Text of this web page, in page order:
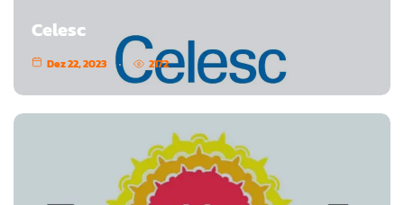
Celesc
Dez 22, 2023 2172